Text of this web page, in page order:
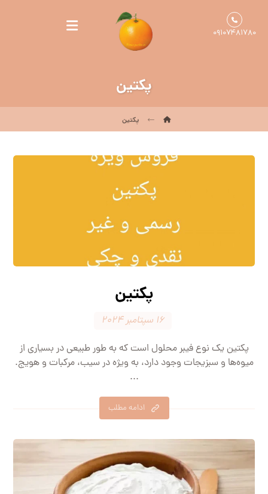
۰۹۱۰۷۴۸۱۷۸۰
پکتین
پکتین
پکتین
۱۶ سپتامبر ۲۰۲۴
پکتین یک نوع فیبر محلول است که به طور طبیعی در بسیاری از
میوه‌ها و سبزیجات وجود دارد، به ویژه در سیب، مرکبات و هویج.
...
ادامه مطلب